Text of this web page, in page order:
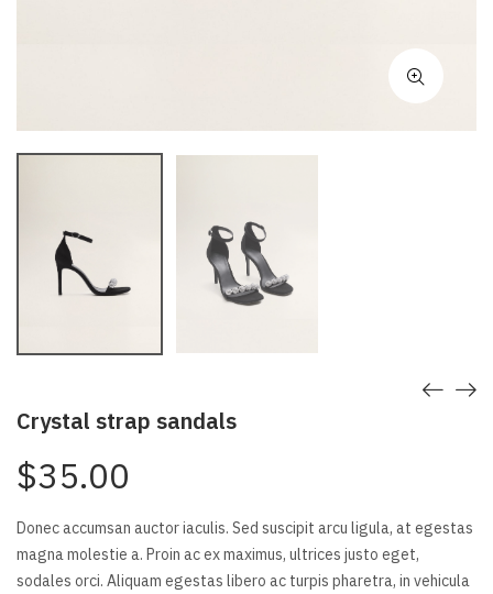
Crystal strap sandals
$35.00
Donec accumsan auctor iaculis. Sed suscipit arcu ligula, at egestas
magna molestie a. Proin ac ex maximus, ultrices justo eget,
sodales orci. Aliquam egestas libero ac turpis pharetra, in vehicula